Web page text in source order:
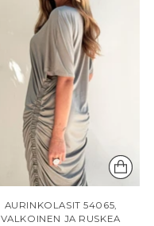
AURINKOLASIT 54065,
VALKOINEN JA RUSKEA